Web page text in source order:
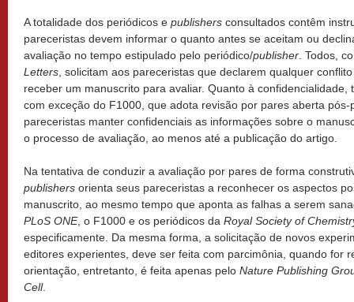
A totalidade dos periódicos e publishers consultados contêm
pareceristas devem informar o quanto antes se aceitam ou
avaliação no tempo estipulado pelo periódico/publisher . Todos,
Letters , solicitam aos pareceristas que declarem qualquer
receber um manuscrito para avaliar. Quanto à
com exceção do F1000, que adota revisão por pares aberta pós-
pareceristas manter confidenciais as informações sobre o
o processo de avaliação, ao menos até a publicação do artigo.
Na tentativa de conduzir a avaliação por pares de forma
publishers orienta seus pareceristas a reconhecer os aspectos
manuscrito, ao mesmo tempo que aponta as falhas a serem
PLoS ONE, o F1000 e os periódicos da Royal Society of
especificamente. Da mesma forma, a solicitação de novos
editores experientes, deve ser feita com parcimônia, quando for
orientação, entretanto, é feita apenas pelo Nature Publishing
Cell.